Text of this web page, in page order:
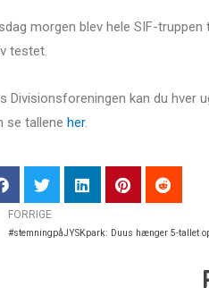
morgen blev hele SIF-
testet.
Divisionsforeningen kan du hver
se tallene her.
FORRIGE
#stemningpåJYSKpark: Duus hænger 5-tallet